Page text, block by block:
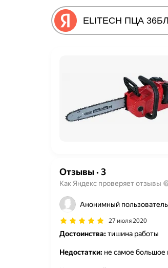
Отзывы· 3
Как Яндекс проверяет отзывы
Анонимный пользователь
27 июля 2020
Достоинства:тишина работы
Недостатки: не самое большое